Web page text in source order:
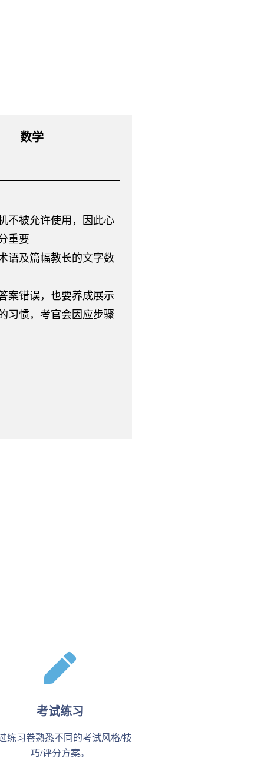
数学
不被允许使用，因此心
重要
语及篇幅教长的文字数
案错误，也要养成展示
习惯，考官会因应步骤
考试练习
练习卷熟悉不同的考试风格/技
巧/评分方案。